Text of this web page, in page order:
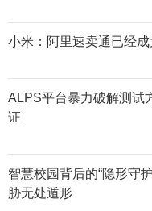
小米：阿里速卖通已经
ALPS平台暴力破解测试
证
智慧校园背后的“隐形守
胁无处遁形